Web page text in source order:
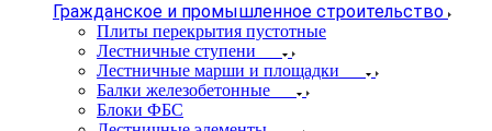
Гражданское и промышленное строительство
Плиты перекрытия пустотные
Лестничные ступени
Лестничные марши и площадки
Балки железобетонные
Блоки ФБС